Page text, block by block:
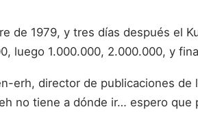
de 1979, y tres días después el
luego 1.000.000, 2.000.000, y
erh, director de publicaciones
no tiene a dónde ir… espero que